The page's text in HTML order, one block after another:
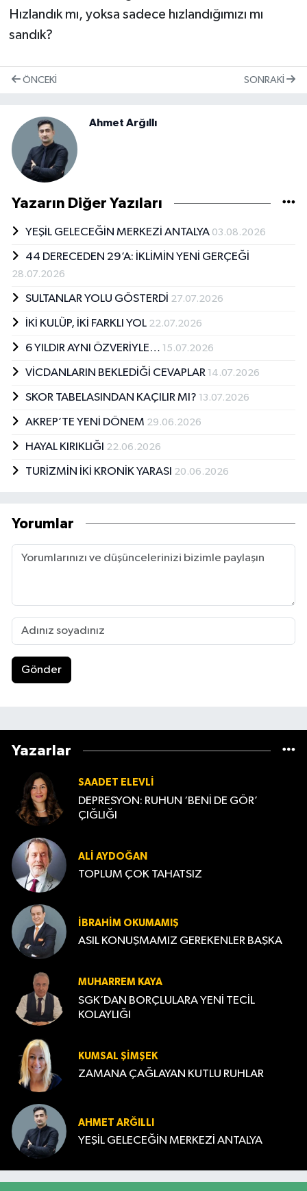
Hızlandık mı, yoksa sadece hızlandığımızı mı
sandık?
ÖNCEKI SONRAKI
Ahmet Arğıllı
Yazarın Diğer Yazıları
YEŞİL GELECEĞİN MERKEZİ ANTALYA 03.08.2026
44 DERECEDEN 29’A: İKLİMİN YENİ GERÇEĞİ
28.07.2026
SULTANLAR YOLU GÖSTERDİ 27.07.2026
İKİ KULÜP, İKİ FARKLI YOL 22.07.2026
6 YILDIR AYNI ÖZVERİYLE… 15.07.2026
VİCDANLARIN BEKLEDİĞİ CEVAPLAR 14.07.2026
SKOR TABELASINDAN KAÇILIR MI? 13.07.2026
AKREP’TE YENİ DÖNEM 29.06.2026
HAYAL KIRIKLIĞI 22.06.2026
TURİZMİN İKİ KRONİK YARASI 20.06.2026
Yorumlar
Gönder
Yazarlar
SAADET ELEVLI
DEPRESYON: RUHUN ‘BENİ DE GÖR’
ÇIĞLIĞI
ALI AYDOĞAN
TOPLUM ÇOK TAHATSIZ
İBRAHIM OKUMAMIŞ
ASIL KONUŞMAMIZ GEREKENLER BAŞKA
MUHARREM KAYA
SGK’DAN BORÇLULARA YENİ TECİL
KOLAYLIĞI
KUMSAL ŞIMŞEK
ZAMANA ÇAĞLAYAN KUTLU RUHLAR
AHMET ARĞILLI
YEŞİL GELECEĞİN MERKEZİ ANTALYA